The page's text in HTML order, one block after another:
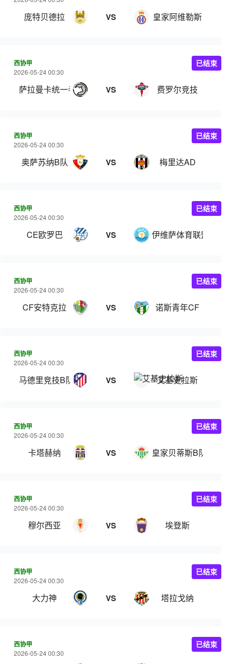
庞特贝德拉 VS 皇家阿维勒斯
西协甲
2026-05-24 00:30
萨拉曼卡统一者 VS 费罗尔竞技
已结束
西协甲
2026-05-24 00:30
奥萨苏纳B队 VS 梅里达AD
已结束
西协甲
2026-05-24 00:30
CE欧罗巴 VS 伊维萨体育联盟
已结束
西协甲
2026-05-24 00:30
CF安特克拉 VS 诺斯青年CF
已结束
西协甲
2026-05-24 00:30
马德里竞技B队 VS 艾基史拉斯
已结束
西协甲
2026-05-24 00:30
卡塔赫纳 VS 皇家贝蒂斯B队
已结束
西协甲
2026-05-24 00:30
穆尔西亚 VS 埃登斯
已结束
西协甲
2026-05-24 00:30
大力神 VS 塔拉戈纳
已结束
西协甲
2026-05-24 00:30
已结束